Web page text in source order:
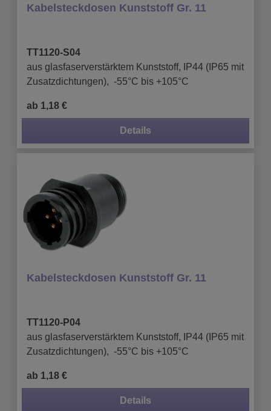
Kabelsteckdosen Kunststoff Gr. 11
TT1120-S04
aus glasfaserverstärktem Kunststoff, IP44 (IP65 mit
Zusatzdichtungen), -55°C bis +105°C
ab 1,18 €
Details
Kabelsteckdosen Kunststoff Gr. 11
TT1120-P04
aus glasfaserverstärktem Kunststoff, IP44 (IP65 mit
Zusatzdichtungen), -55°C bis +105°C
ab 1,18 €
Details